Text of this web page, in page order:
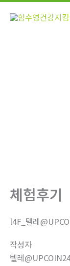
콘
체험후기
l4F_텔레
작성자
텔레